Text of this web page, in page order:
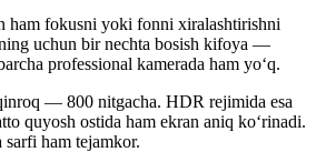
ham fokusni yoki fonni xiralashtirishni
uchun bir nechta bosish kifoya —
professional kamerada ham yo‘q.
— 800 nitgacha. HDR rejimida esa
quyosh ostida ham ekran aniq ko‘rinadi.
ham tejamkor.